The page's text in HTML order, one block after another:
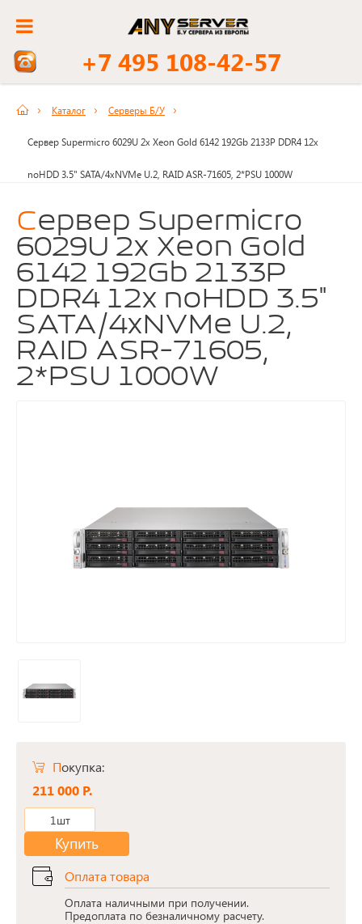
+7 495 108-42-57
Каталог Серверы Б/У
Сервер Supermicro 6029U 2x Xeon Gold 6142 192Gb 2133P DDR4 12x
noHDD 3.5" SATA/4xNVMe U.2, RAID ASR-71605, 2*PSU 1000W
Сервер Supermicro
6029U 2x Xeon Gold
6142 192Gb 2133P
DDR4 12x noHDD 3.5"
SATA/4xNVMe U.2,
RAID ASR-71605,
2*PSU 1000W
Покупка:
211 000 Р.
1шт
Купить
Оплата товара
Оплата наличными при получении.
Предоплата по безналичному расчету.